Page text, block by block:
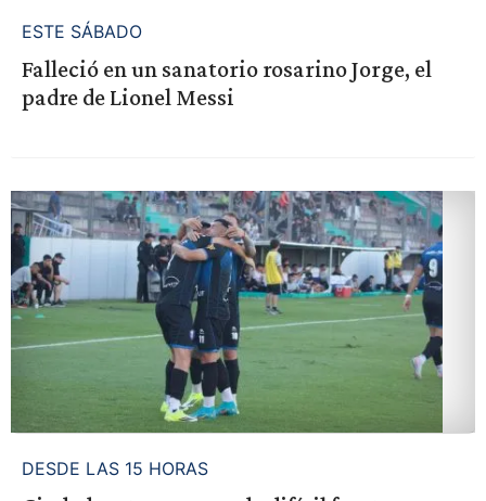
ESTE SÁBADO
Falleció en un sanatorio rosarino Jorge, el
padre de Lionel Messi
DESDE LAS 15 HORAS